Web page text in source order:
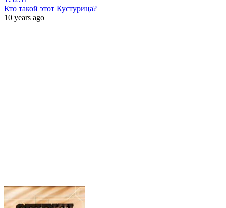
Кто такой этот Кустурица?
10 years ago